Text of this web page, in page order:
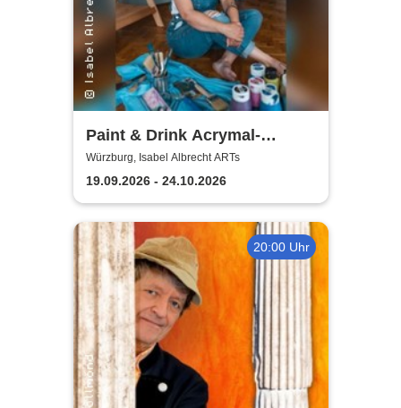
Paint & Drink Acrymal-
Workshop | Isabel Albrecht
ARTs
Würzburg, Isabel Albrecht ARTs
19.09.2026 - 24.10.2026
20:00 Uhr